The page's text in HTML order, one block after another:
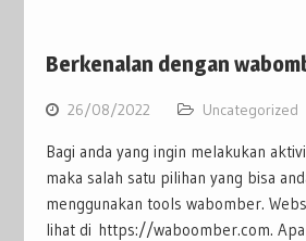
Berkenalan dengan
26/08/2022 Uncategorized
Bagi anda yang ingin melakukan
maka salah satu pilihan yang bisa
menggunakan tools wabomber.
lihat di https://waboomber.com.